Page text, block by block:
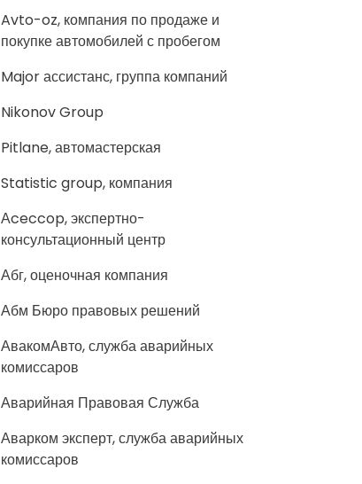
Avto-oz, компания по продаже и
покупке автомобилей с пробегом
Major ассистанс, группа компаний
Nikonov Group
Pitlane, автомастерская
Statistic group, компания
Аceccop, экспертно-
консультационный центр
Абг, оценочная компания
Абм Бюро правовых решений
АвакомАвто, служба аварийных
комиссаров
Аварийная Правовая Служба
Аварком эксперт, служба аварийных
комиссаров